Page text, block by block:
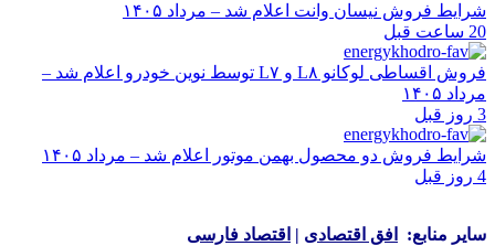
شرایط فروش نیسان وانت اعلام شد – مرداد ۱۴۰۵
20 ساعت قبل
فروش اقساطی لوکانو L۸ و L۷ توسط نوین خودرو اعلام شد –
مرداد ۱۴۰۵
3 روز قبل
شرایط فروش دو محصول بهمن موتور اعلام شد – مرداد ۱۴۰۵
4 روز قبل
سایر منابع: افق اقتصادی | اقتصاد فارسی